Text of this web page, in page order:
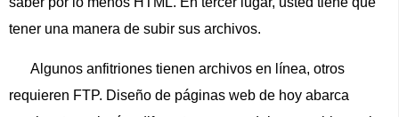
tener una manera de subir sus archivos.
Algunos anfitriones tienen archivos en línea, otros
requieren FTP. Diseño de páginas web de hoy abarca